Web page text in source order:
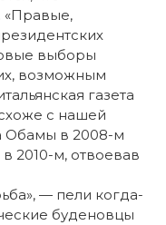
«Правые,
выборы
возможным
газета
с нашей
Обамы в 2008-м
2010-м, отвоевав
— пели когда-
буденовцы